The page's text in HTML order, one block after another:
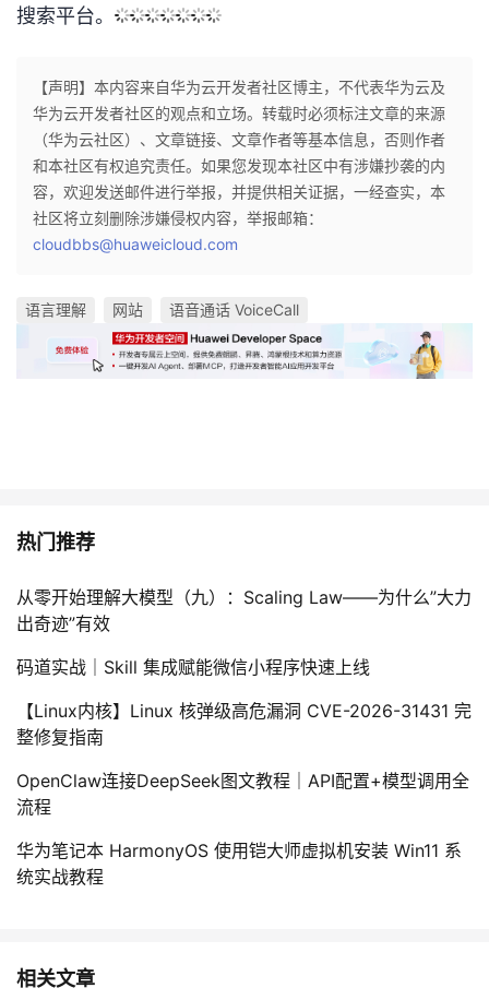
藏
搜索平台。
【声明】本内容来自华为云开发者社区博主，不代表华为云及
华为云开发者社区的观点和立场。转载时必须标注文章的来源
（华为云社区）、文章链接、文章作者等基本信息，否则作者
和本社区有权追究责任。如果您发现本社区中有涉嫌抄袭的内
容，欢迎发送邮件进行举报，并提供相关证据，一经查实，本
社区将立刻删除涉嫌侵权内容，举报邮箱：
cloudbbs@huaweicloud.com
语言理解 网站 语音通话 VoiceCall
热门推荐
从零开始理解大模型（九）：Scaling Law——为什么”大力
出奇迹”有效
码道实战｜Skill 集成赋能微信小程序快速上线
【Linux内核】Linux 核弹级高危漏洞 CVE-2026-31431 完
整修复指南
OpenClaw连接DeepSeek图文教程｜API配置+模型调用全
流程
华为笔记本 HarmonyOS 使用铠大师虚拟机安装 Win11 系
统实战教程
相关文章